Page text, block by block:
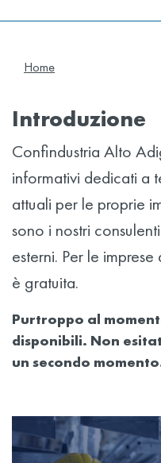
Home
Introduzione
Confindustria Alto
informativi dedicati a
attuali per le proprie
sono i nostri
esterni. Per le
è gratuita.
Purtroppo al
disponibili. Non
un secondo